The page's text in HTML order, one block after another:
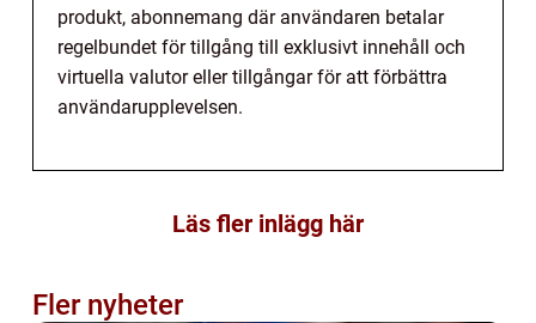
produkt, abonnemang där användaren betalar
regelbundet för tillgång till exklusivt innehåll och
virtuella valutor eller tillgångar för att förbättra
användarupplevelsen.
Läs fler inlägg här
Fler nyheter